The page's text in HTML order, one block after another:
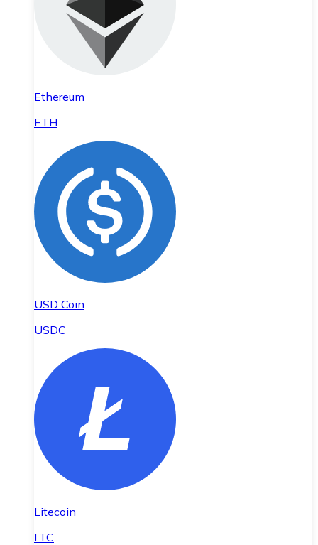
Ethereum
ETH
USD Coin
USDC
Litecoin
LTC